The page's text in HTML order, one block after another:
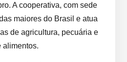
A cooperativa, com sede
maiores do Brasil e atua
de agricultura, pecuária e
alimentos.